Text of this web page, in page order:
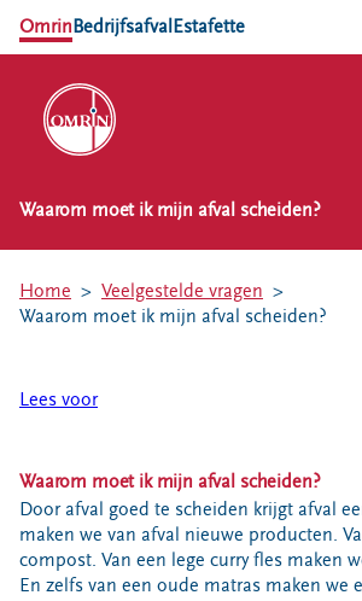
OmrinBedrijfsafval Estafette
NL EN
Afvalkalender
Milieustraten
Kringloopspullen
Afval aanmelden
Bouwcontainer huren
Waarom moet ik mijn afval scheiden?
Home
Veelgestelde vragen
Waarom moet ik mijn afval scheiden?
Lees voor
Waarom moet ik mijn afval scheiden?
Door afval goed te scheiden krijgt afval
maken we van afval nieuwe producten.
compost. Van een lege curry fles maken
En zelfs van een oude matras maken we